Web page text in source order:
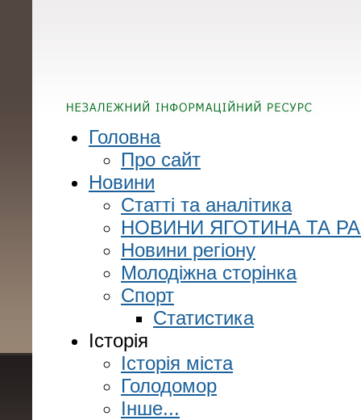
Головна
Про сайт
Новини
Статті та аналітика
НОВИНИ ЯГОТИНА ТА
Новини регіону
Молодіжна сторінка
Спорт
Статистика
Історія
Історія міста
Голодомор
Інше...